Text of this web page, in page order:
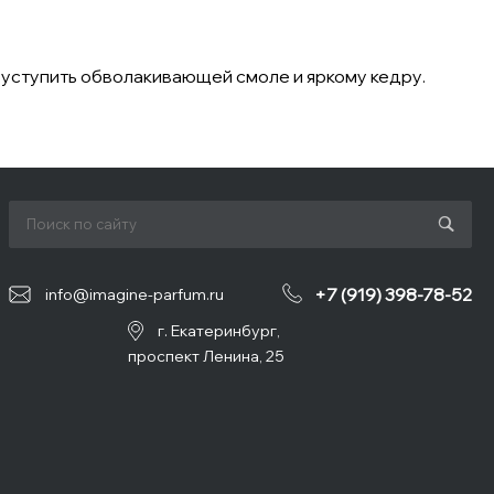
обволакивающей смоле и яркому кедру.
info@imagine-parfum.ru +7 (919) 398-78-52
г. Екатеринбург,
проспект Ленина, 25